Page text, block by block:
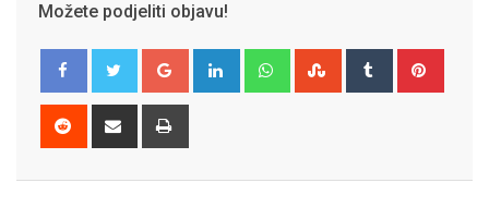
Možete podjeliti objavu!
Google+ LinkedIn WhatsappStumbleUpon
Tumblr
Reddit
Share